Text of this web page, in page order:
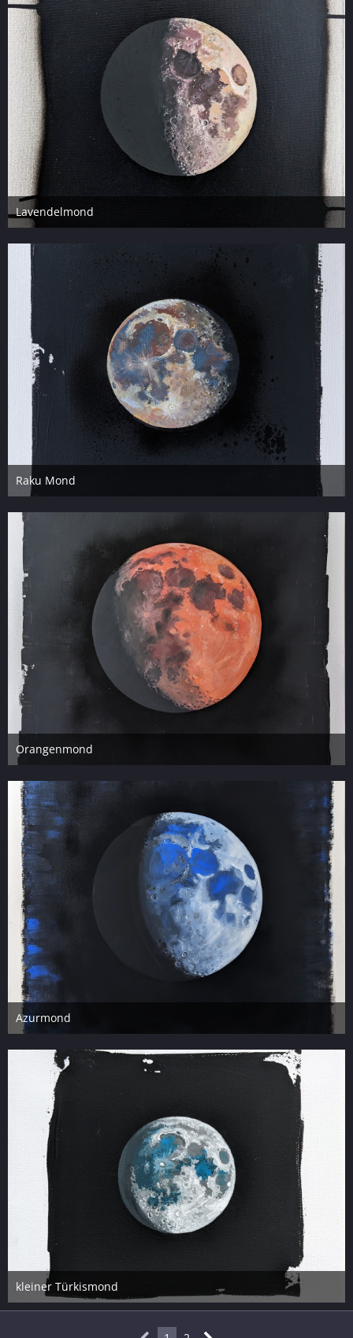
Lavendelmond
24. April 2023
Raku Mond
14. März 2023
5
Orangenmond
6
Azurmond
14. März 2023
5
kleiner Türkismond
14. März 2023